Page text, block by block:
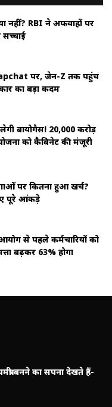
नहीं? RBI ने अफवाहों पर
सच्चाई
पर, जेन-Z तक पहुंच
का बड़ा कदम
बायोगैस! ₹20,000 करोड़
को कैबिनेट की मंजूरी
पर कितना हुआ खर्च?
पूरे आंकड़े
से पहले कर्मचारियों को
बढ़कर 63% होगा
बनने का सपना देखते हैं-